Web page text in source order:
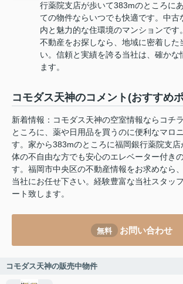
行薬院支店が歩いて383mのところに
ての物件ならいつでも快適です。中古
内と魅力的な住環境のマンションです
不動産をお探しなら、地域に密着した
い。信頼と実績を誇る当社は、確かな
ます。
コモダス天神のコメント(おすすめ
新着情報：コモダス天神の空室情報ならコチ
ところに、薬や日用品を買うのに便利なマロ
す。家から383mのところに福岡銀行薬院支
体の不自由な方でも安心のエレベーター付き
す。福岡市中央区の不動産情報をお求めなら
当社にお任せ下さい。経験豊富な当社スタッ
ート致します。
無料 お問い合わせ
コモダス天神の販売中物件